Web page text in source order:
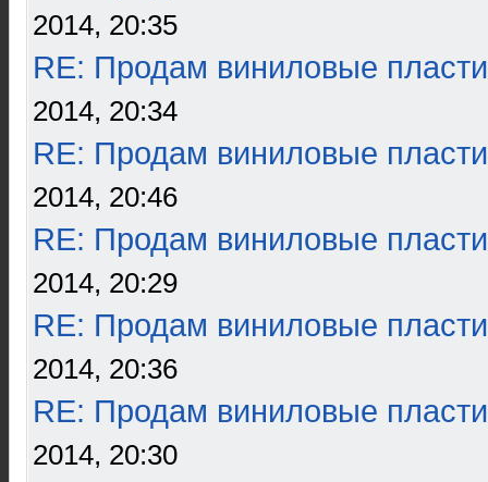
2014, 20:35
RE: Продам виниловые
2014, 20:34
RE: Продам виниловые
2014, 20:46
RE: Продам виниловые
2014, 20:29
RE: Продам виниловые
2014, 20:36
RE: Продам виниловые
2014, 20:30